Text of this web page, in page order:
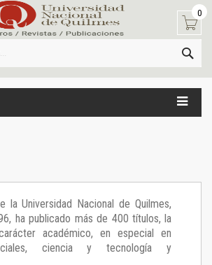
0
la Universidad Nacional de Quilmes,
ha publicado más de 400 títulos, la
académico, en especial en
ciencia y tecnología y